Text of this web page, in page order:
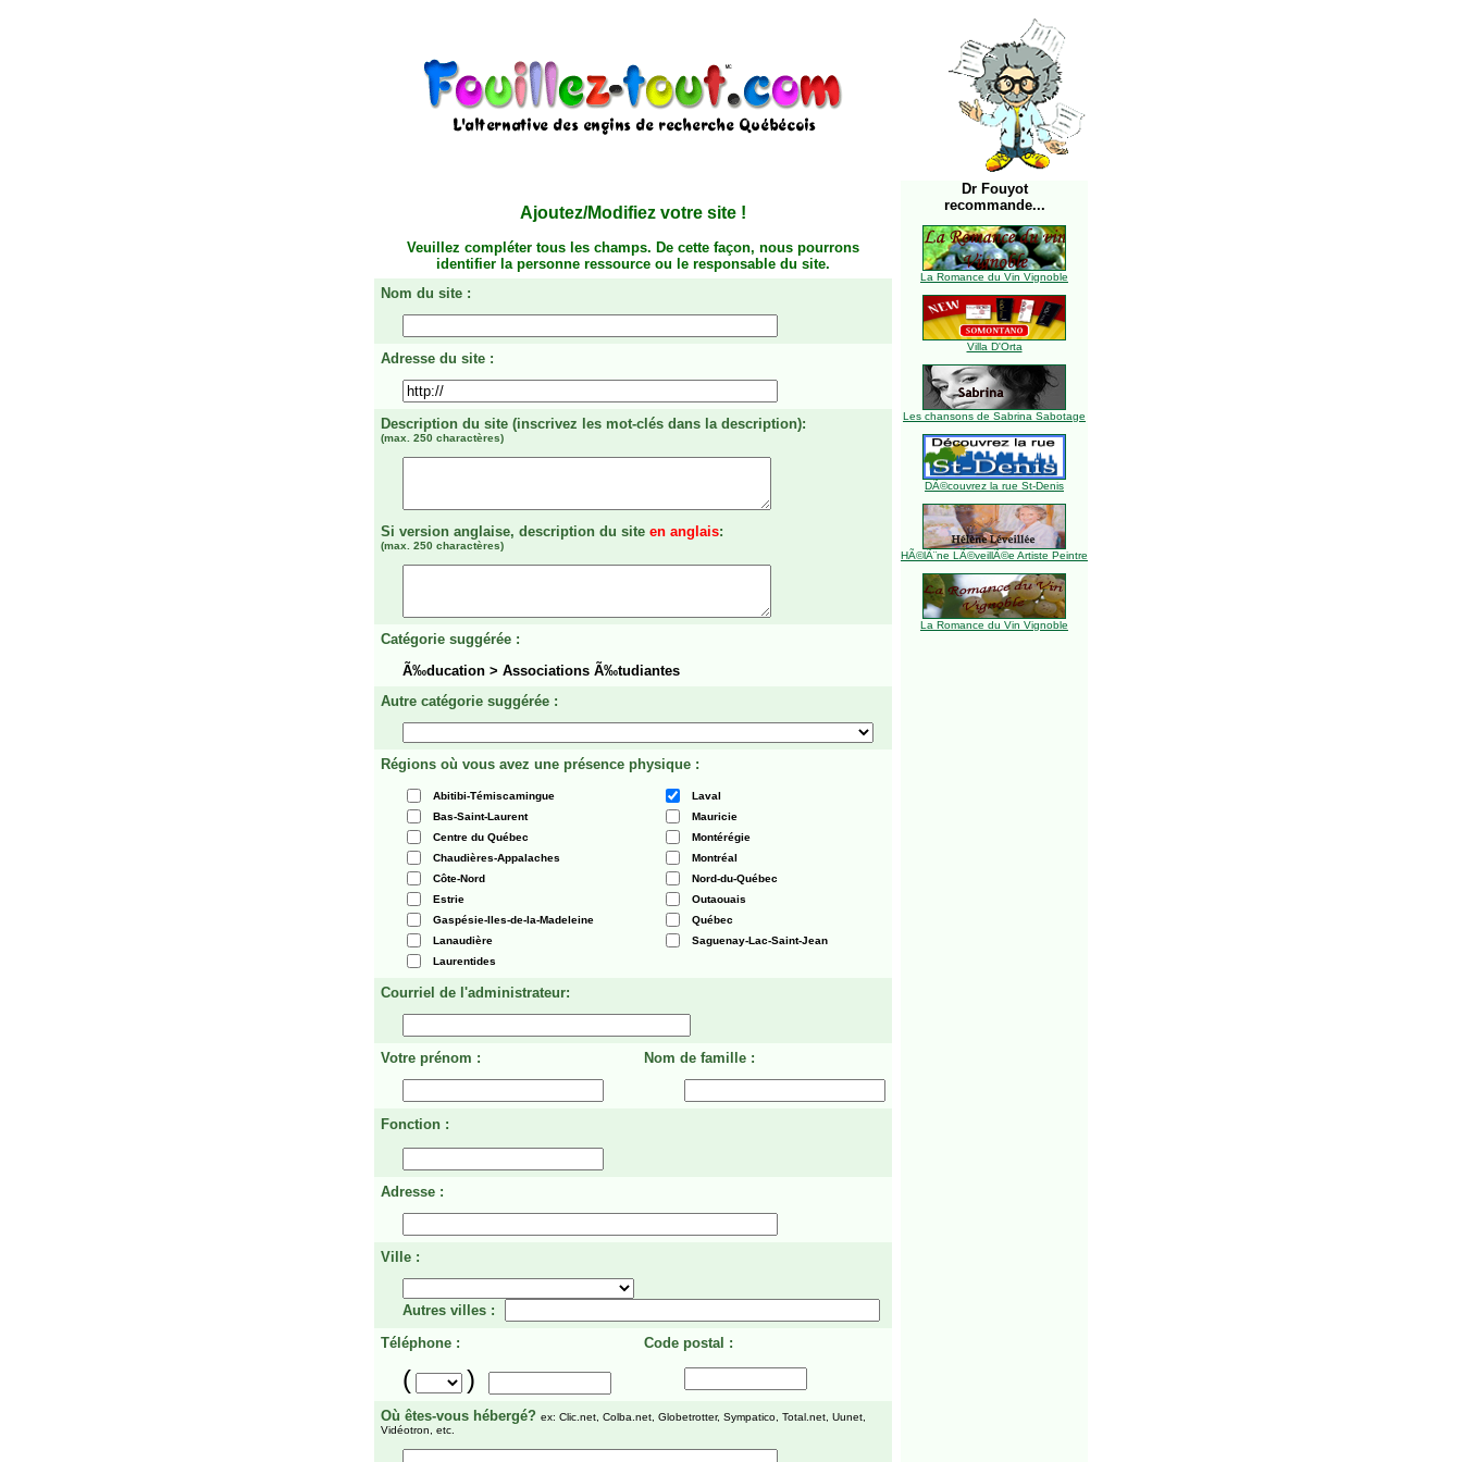
Ajoutez/Modifiez votre site !
Veuillez compléter tous les champs. De cette façon, nous pourrons
identifier la personne ressource ou le responsable du site.
Nom du site :
Adresse du site :
Description du site (inscrivez les mot-clés dans la description):
(max. 250 charactères)
Si version anglaise, description du site en anglais:
(max. 250 charactères)
Catégorie suggérée :
Ã‰ducation > Associations Ã‰tudiantes
Autre catégorie suggérée :
Régions où vous avez une présence physique :
Abitibi-Témiscamingue
Laval
Bas-Saint-Laurent
Mauricie
Centre du Québec
Montérégie
Chaudières-Appalaches
Montréal
Côte-Nord
Nord-du-Québec
Estrie
Outaouais
Gaspésie-Iles-de-la-Madeleine
Québec
Lanaudière
Saguenay-Lac-Saint-Jean
Laurentides
Courriel de l'administrateur:
Votre prénom : Nom de famille :
Fonction :
Adresse :
Ville :
Autres villes :
Téléphone :
Code postal :
( )
Où êtes-vous hébergé? ex: Clic.net, Colba.net, Globetrotter, Sympatico, Total.net, Uunet,
Vidéotron, etc.
Dr Fouyot
recommande...
La Romance du Vin Vignoble
Villa D'Orta
Les chansons de Sabrina Sabotage
DÃ©couvrez la rue St-Denis
HÃ©lÃ¨ne LÃ©veillÃ©e Artiste Peintre
La Romance du Vin Vignoble